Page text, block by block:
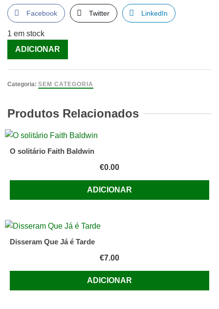
Facebook Twitter LinkedIn
1 em stock
Quantidade
de
Companhia
[Livro]
ADICIONAR
Categoria: SEM CATEGORIA
Produtos Relacionados
O solitário Faith Baldwin
€0.00
ADICIONAR
Disseram Que Já é Tarde
€7.00
ADICIONAR